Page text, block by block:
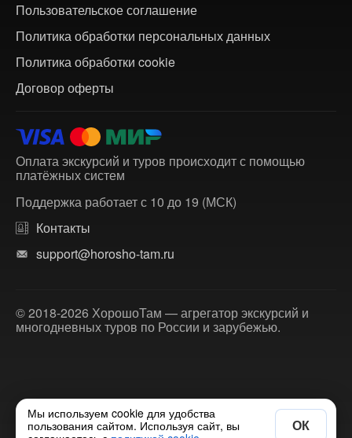
Пользовательское соглашение
Политика обработки персональных данных
Политика обработки cookie
Договор оферты
Оплата экскурсий и туров происходит с помощью
платёжных систем
Поддержка работает с 10 до 19 (МСК)
Контакты
support@horosho-tam.ru
© 2018-2026 ХорошоТам — агрегатор экскурсий и
многодневных туров по России и зарубежью.
Мы используем cookie для удобства
пользования сайтом. Используя сайт, вы
ОК